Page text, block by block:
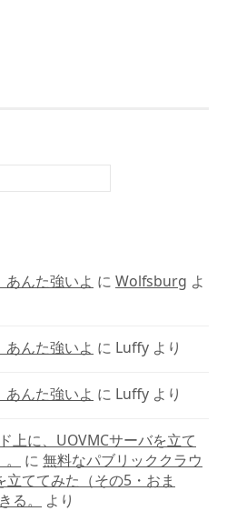
んた強いよ に Wolfsburg よ
んた強いよ に Luffy より
んた強いよ に Luffy より
上に、UOVMCサーバを立て
に 無料なパブリッククラウ
立ててみた（その5・おま
る。
より